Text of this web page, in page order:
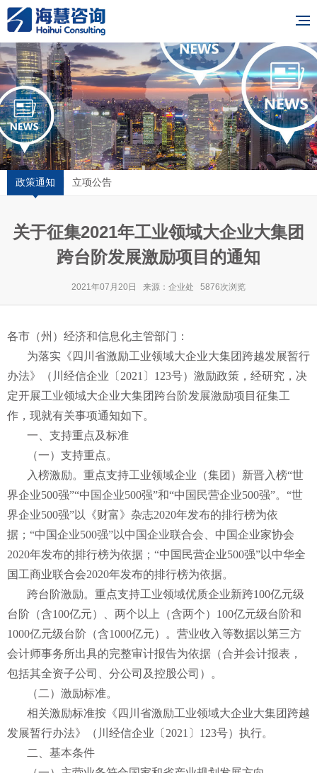
政策通知 立项公告
关于征集2021年工业领域大企业大集团
跨台阶发展激励项目的通知
2021年07月20日 来源：企业处 5876次浏览
各市（州）经济和信息化主管部门：
为落实《四川省激励工业领域大企业大集团跨越发展暂行
办法》（川经信企业〔2021〕123号）激励政策，经研究，决
定开展工业领域大企业大集团跨台阶发展激励项目征集工
作，现就有关事项通知如下。
一、支持重点及标准
（一）支持重点。
入榜激励。重点支持工业领域企业（集团）新晋入榜“世
界企业500强”“中国企业500强”和“中国民营企业500强”。“世
界企业500强”以《财富》杂志2020年发布的排行榜为依
据；“中国企业500强”以中国企业联合会、中国企业家协会
2020年发布的排行榜为依据；“中国民营企业500强”以中华全
国工商业联合会2020年发布的排行榜为依据。
跨台阶激励。重点支持工业领域优质企业新跨100亿元级
台阶（含100亿元）、两个以上（含两个）100亿元级台阶和
1000亿元级台阶（含1000亿元）。营业收入等数据以第三方
会计师事务所出具的完整审计报告为依据（合并会计报表，
包括其全资子公司、分公司及控股公司）。
（二）激励标准。
相关激励标准按《四川省激励工业领域大企业大集团跨越
发展暂行办法》（川经信企业〔2021〕123号）执行。
二、基本条件